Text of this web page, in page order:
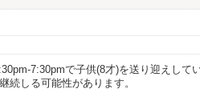
7:30pmで子供(8才)を送り迎えして
続しる可能性があります。